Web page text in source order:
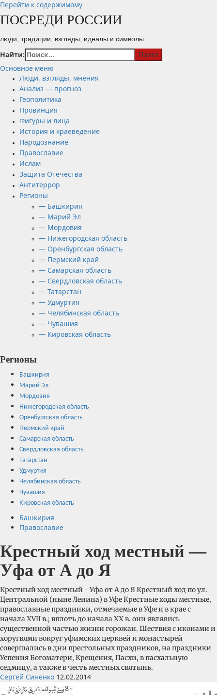
Перейти к содержимому
ПОСРЕДИ РОССИИ
люди, традиции, взгляды, идеалы и символы
Найти:
Основное меню
Люди, взгляды, мнения
Анализ — прогноз
Геополитика
Провинция
Фигуры и лица
История и краеведение
Народознание
Православие
Ислам
Защита Отечества
Антитеррор
Регионы
— Башкирия
— Марий Эл
— Мордовия
— Нижегородская область
— Оренбургская область
— Пермский край
— Самарская область
— Свердловская область
— Татарстан
— Удмуртия
— Челябинская область
— Чувашия
— Кировская область
Регионы
Башкирия
Марий Эл
Мордовия
Нижегородская область
Оренбургская область
Пермский край
Самарская область
Свердловская область
Татарстан
Удмуртия
Челябинская область
Чувашия
Кировская область
Башкирия
Православие
Крестный ход местный —
Уфа от А до Я
Крестный ход местный - Уфа от А до Я Крестный ход по ул.
Центральной (ныне Ленина) в Уфе Крестные ходы местные,
православные праздники, отмечаемые в Уфе и в крае с
начала XVII в.; вплоть до начала XX в. они являлись
существенной частью жизни горожан. Шествия с иконами и
хоругвями вокруг уфимских церквей и монастырей
совершались в дни престольных праздников, на праздники
Успения Богоматери, Крещения, Пасхи, в пасхальную
седмицу, а также в честь местных святынь.
Сергей Синенко 12.02.2014